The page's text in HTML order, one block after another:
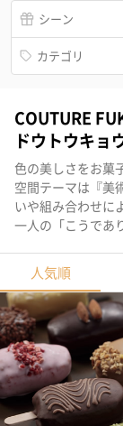
シーン
カテゴリ
COUTURE
ドウトウキョウ
色の美しさをお菓
空間テーマは『美
いや組み合わせに
一人の「こうであ
人気順